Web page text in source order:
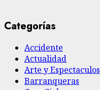
Categorías
Accidente
Actualidad
Arte y Espectaculos
Barranqueras